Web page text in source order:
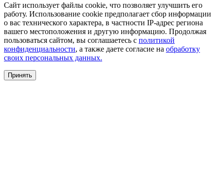
Сайт использует файлы cookie, что позволяет улучшить его
работу. Использование cookie предполагает сбор информации
о вас технического характера, в частности IP-адрес региона
вашего местоположения и другую информацию. Продолжая
пользоваться сайтом, вы соглашаетесь с политикой
конфиденциальности, а также даете согласие на обработку
своих персональных данных.
Принять